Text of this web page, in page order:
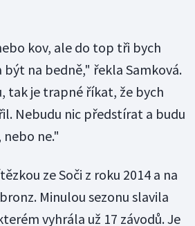
kov, ale do top tři bych
na bedně," řekla Samková.
tak je trapné říkat, že bych
Nebudu nic předstírat a budu
ne."
ze Soči z roku 2014 a na
Minulou sezonu slavila
vyhrála už 17 závodů. Je